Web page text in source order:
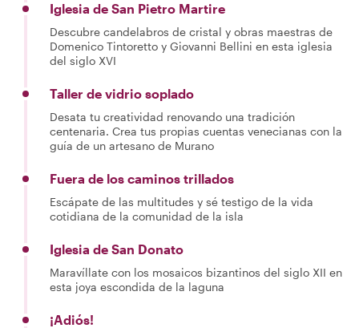
Iglesia de San Pietro Martire
Descubre candelabros de cristal y obras maestras de
Domenico Tintoretto y Giovanni Bellini en esta iglesia
del siglo XVI
Taller de vidrio soplado
Desata tu creatividad renovando una tradición
centenaria. Crea tus propias cuentas venecianas con la
guía de un artesano de Murano
Fuera de los caminos trillados
Escápate de las multitudes y sé testigo de la vida
cotidiana de la comunidad de la isla
Iglesia de San Donato
Maravíllate con los mosaicos bizantinos del siglo XII en
esta joya escondida de la laguna
¡Adiós!